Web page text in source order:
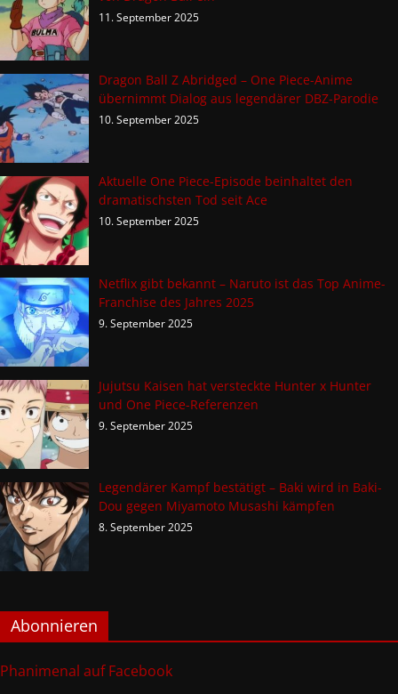
11. September 2025
Dragon Ball Z Abridged – One Piece-Anime
übernimmt Dialog aus legendärer DBZ-Parodie
10. September 2025
Aktuelle One Piece-Episode beinhaltet den
dramatischsten Tod seit Ace
10. September 2025
Netflix gibt bekannt – Naruto ist das Top Anime-
Franchise des Jahres 2025
9. September 2025
Jujutsu Kaisen hat versteckte Hunter x Hunter
und One Piece-Referenzen
9. September 2025
Legendärer Kampf bestätigt – Baki wird in Baki-
Dou gegen Miyamoto Musashi kämpfen
8. September 2025
Abonnieren
Phanimenal auf Facebook